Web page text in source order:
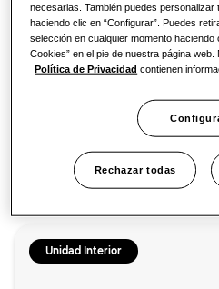
WindFree Première+
RAC | R32
Compatible con::
Ir a la página
Unidad Interior
necesarias. También puedes
haciendo clic en “Configurar”. Puedes
selección en cualquier momento haciendo
Cookies” en el pie de nuestra página web.
Política de Privacidad contienen
Rechazar todas